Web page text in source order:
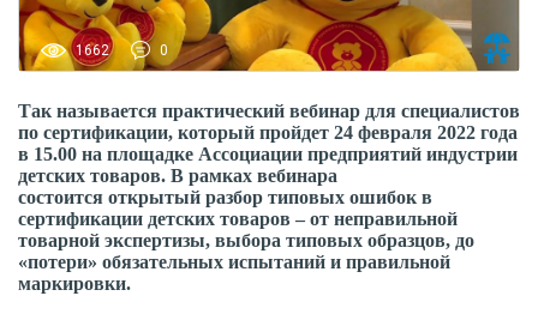
1662 0
Так называется практический вебинар для специалистов
по сертификации, который пройдет 24 февраля 2022 года
в 15.00 на площадке Ассоциации предприятий индустрии
детских товаров. В рамках вебинара
состоится открытый разбор типовых ошибок в
сертификации детских товаров – от неправильной
товарной экспертизы, выбора типовых образцов, до
«потери» обязательных испытаний и правильной
маркировки.